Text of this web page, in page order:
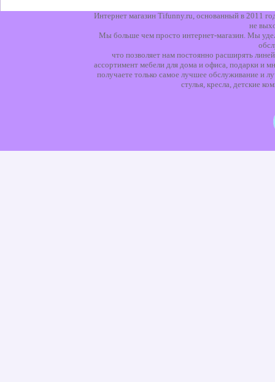
Интернет магазин Tifunny.ru, основанный в 2011
не
Мы больше чем просто интернет-магазин. Мы
что позволяет нам постоянно расширять
ассортимент мебели для дома и офиса, подарки и
получаете только самое лучшее обслуживание
стулья, кресла, детские